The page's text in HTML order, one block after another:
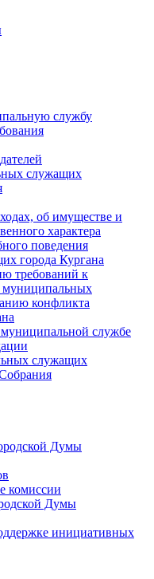
службу
служащих
об имуществе и
характера
поведения
города Кургана
требований к
конфликта
службе
служащих
Думы
комиссии
Думы
инициативных